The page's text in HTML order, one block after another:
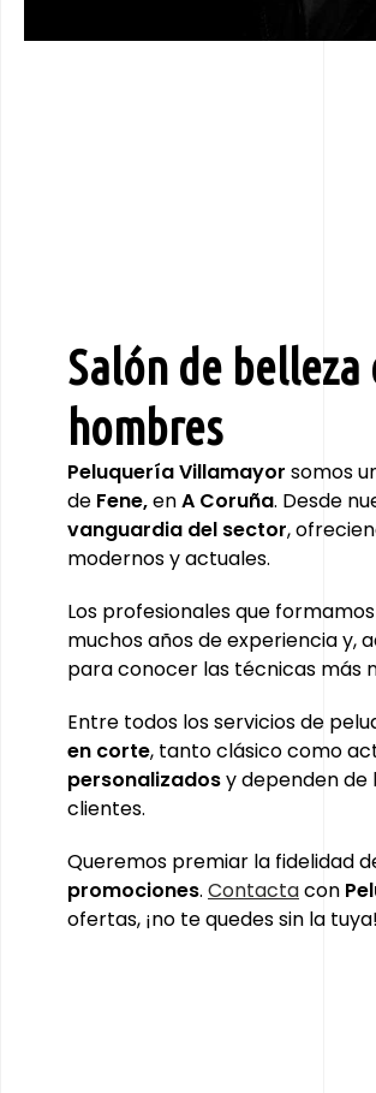
Salón de
hombres
Peluquería Villamayor somos
de Fene,enA Coruña. Desde
vanguardia del sector,
modernos y actuales.
Los profesionales que formamos
muchos años de experiencia y,
para conocer las técnicas más
Entre todos los servicios de
en corte, tanto clásico como
personalizadosy dependen de
clientes.
Queremos premiar la fidelidad
promociones. Contactacon
ofertas, ¡no te quedes sin la tuya!